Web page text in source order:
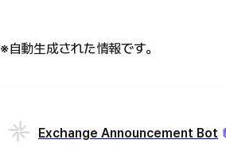
※自動生成された情報です。
Exchange Announcement Bot